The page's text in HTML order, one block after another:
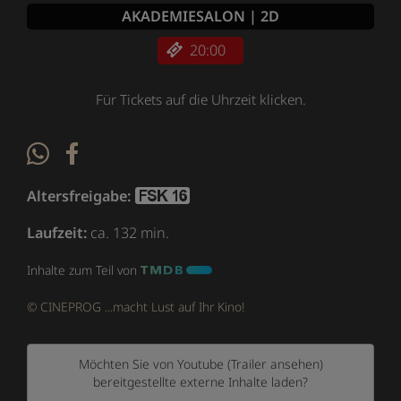
20:00
AKADEMIESALON | 2D
Für Tickets auf die Uhrzeit klicken.
Altersfreigabe:
Laufzeit: ca. 132 min.
Inhalte zum Teil von
© CINEPROG ...macht Lust auf Ihr Kino!
Möchten Sie von Youtube (Trailer ansehen)
bereitgestellte externe Inhalte laden?